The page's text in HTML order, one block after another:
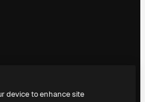
device to enhance site